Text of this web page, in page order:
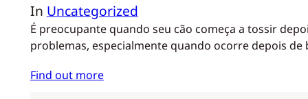
In Uncategorized
É preocupante quando seu cão começa a tossir
problemas, especialmente quando ocorre depois
Find out more